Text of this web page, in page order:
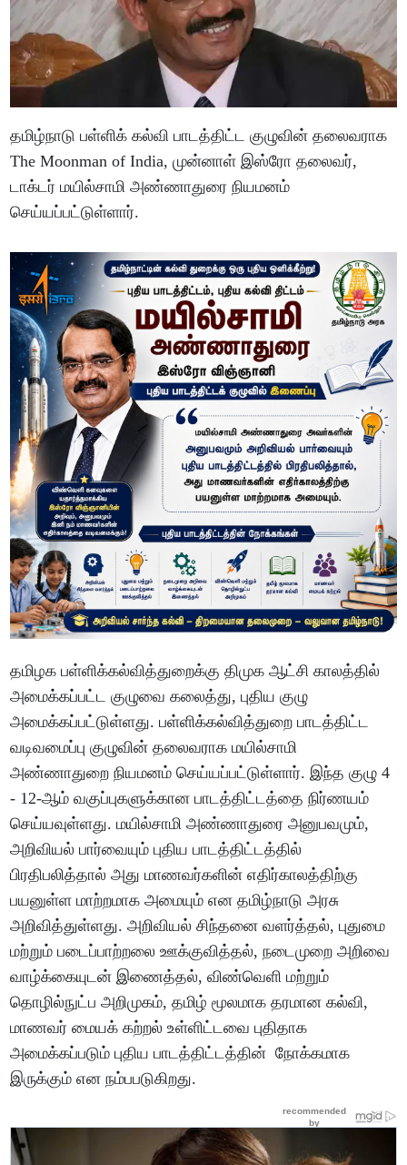
தமிழ்நாடு பள்ளிக் கல்வி பாடத்திட்ட குழுவின் தலைவராக
The Moonman of India, முன்னாள் இஸ்ரோ தலைவர்,
டாக்டர் மயில்சாமி அண்ணாதுரை நியமனம்
செய்யப்பட்டுள்ளார்.
தமிழக பள்ளிக்கல்வித்துறைக்கு திமுக ஆட்சி காலத்தில்
அமைக்கப்பட்ட குழுவை கலைத்து, புதிய குழு
அமைக்கப்பட்டுள்ளது. பள்ளிக்கல்வித்துறை பாடத்திட்ட
வடிவமைப்பு குழுவின் தலைவராக மயில்சாமி
அண்ணாதுறை நியமனம் செய்யப்பட்டுள்ளார். இந்த குழு 4
- 12-ஆம் வகுப்புகளுக்கான பாடத்திட்டத்தை நிர்ணயம்
செய்யவுள்ளது. மயில்சாமி அண்ணாதுரை அனுபவமும்,
அறிவியல் பார்வையும் புதிய பாடத்திட்டத்தில்
பிரதிபலித்தால் அது மாணவர்களின் எதிர்காலத்திற்கு
பயனுள்ள மாற்றமாக அமையும் என தமிழ்நாடு அரசு
அறிவித்துள்ளது. அறிவியல் சிந்தனை வளர்த்தல், புதுமை
மற்றும் படைப்பாற்றலை ஊக்குவித்தல், நடைமுறை அறிவை
வாழ்க்கையுடன் இணைத்தல், விண்வெளி மற்றும்
தொழில்நுட்ப அறிமுகம், தமிழ் மூலமாக தரமான கல்வி,
மாணவர் மையக் கற்றல் உள்ளிட்டவை புதிதாக
அமைக்கப்படும் புதிய பாடத்திட்டத்தின் நோக்கமாக
இருக்கும் என நம்பபடுகிறது.